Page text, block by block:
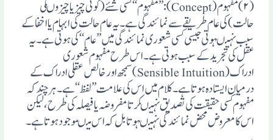
(۲)مفہوم(Concept): ’’مفہوم‘‘کسی شئے (کوئی چیزیاچیزوںکی
حالت) کی عام طریقے سے نمائندگی ہے۔یہ عام حالت کی ابہام یااخفاکے
سبب نہیںہوتی جیسی کسی شعوری نمائندگی میں’’عام‘‘کی ہوتی ہے ۔ یہ
عقل کی تجریدکے سبب ہوتی ہے ۔اس طرح مفہوم شعوری
ادراک(Sensible Intuition) سمجھ اور خالص عقلی ادراک کے
درمیان ایستادہ ہوتاہے ۔کلام میں اس کی علامت ’’لفظ‘‘ہے ۔ہرچندکہ
مفہوم کسی حقیقت کی تصدیق نہیںکرتامفروضہ یافیصلہ کی طرح ،لیکن
اس کامعروض محض نمائندگی نہیںہوتا بل کہ اس میںموجودہوتا ہے ۔